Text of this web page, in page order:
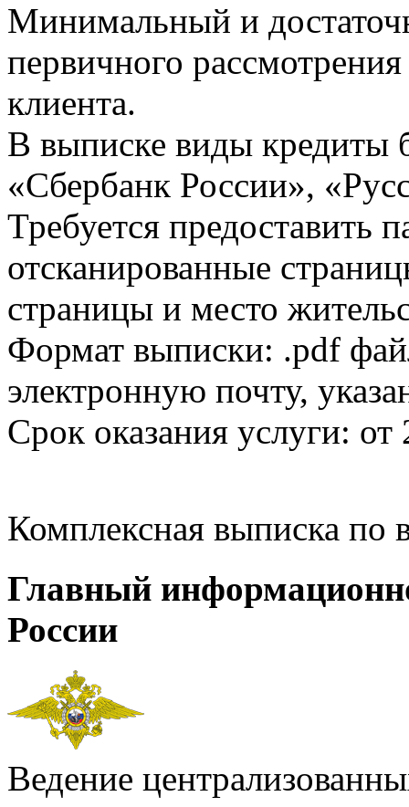
Минимальный и
первичного
клиента.
В выписке виды кредиты
«Сбербанк России»,
Требуется предоставить
отсканированные
страницы и место
Формат выписки: .pdf
электронную почту,
Срок оказания услуги: от
Комплексная выписка
Главный
России
Ведение